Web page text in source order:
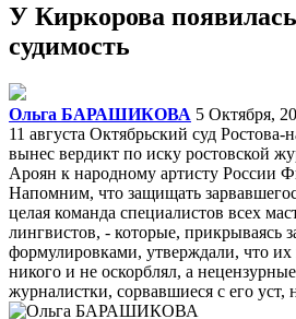
У Киркорова
судимость
Ольга БАРАШИКОВА 5 Октября,
11 августа Октябрьский суд
вынес вердикт по иску ростовской
Ароян к народному артисту России
Напомним, что защищать
целая команда специалистов всех
лингвистов, - которые, прикрываясь
формулировками, утверждали, что
никого и не оскорблял, а
журналистки, сорвавшиеся с его уст,